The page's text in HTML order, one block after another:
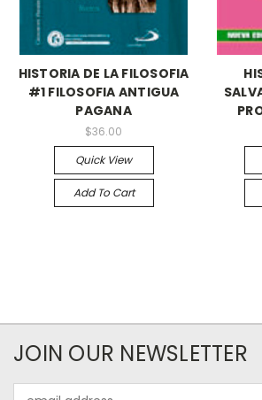
HISTORIA DE LA FILOSOFIA
#1 FILOSOFIA ANTIGUA
PAGANA
$36.00
Quick View
Add To Cart
JOIN OUR NEWSLETTER